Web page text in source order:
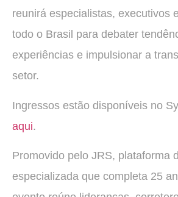
reunirá especialistas, executivos
todo o Brasil para debater
experiências e impulsionar a
setor.
Ingressos estão disponíveis no
aqui.
Promovido pelo JRS, plataforma
especializada que completa 25